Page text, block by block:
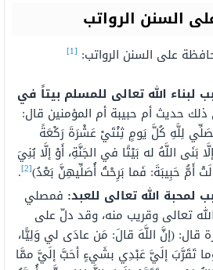
السنن الرواتب
على السنن الرواتب: [1]
لبناء الله تعالى للمسلم بيتاً في
حديث أم حبيبة أم المؤمنين قال:
لِلَّهِ كُلَّ يَومٍ ثِنْتَيْ عَشْرَةَ رَكْعَةً
بَنَى اللَّهُ له بَيْتًا في الجَنَّةِ، أَوْ إلَّا بُنِيَ
أَمُّ حَبِيبَةَ: فَما بَرِحْتُ أُصَلِّيهِنَّ بَعْدُ)[2]
.
لمحبة الله تعالى للعبد: فمصلي
تعالى وقريب منه، وقد دلّ على
قال: (إنَّ اللَّهَ قالَ: مَن عادَى لي وَلِيًّا،
تَقَرَّبَ إلَيَّ عَبْدِي بشَيءٍ أحَبَّ إلَيَّ ممَّا